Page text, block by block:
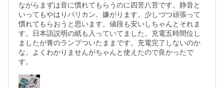
ながらまずは音に慣れてもらうのに四苦八苦です。静音と
いってもやはりバリカン。嫌がります。少しづつ頑張って
慣れてもらおうと思います。値段も安いしちゃんとそれま
す。日本語説明の紙も入っていてました。充電五時間位し
ましたが青のランプついたままです。充電完了しないのか
な。よくわかりませんがちゃんと使えたので良かったで
す。